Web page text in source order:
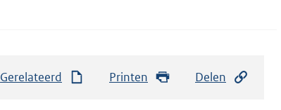
Gerelateerd Printen Delen